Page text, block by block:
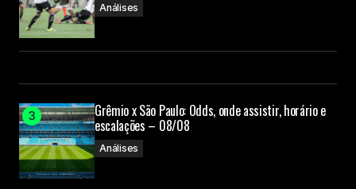
Análises
Grêmio x São Paulo: Odds, onde assistir, horário e
escalações – 08/08
Análises